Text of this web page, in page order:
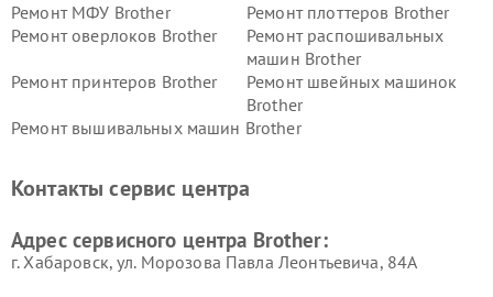
Ремонт МФУ Brother
Ремонт плоттеров Brother
Ремонт оверлоков Brother
Ремонт распошивальных
машин Brother
Ремонт принтеров Brother
Ремонт швейных машинок
Brother
Ремонт вышивальных машин Brother
Контакты сервис центра
Адрес сервисного центра Brother:
г. Хабаровск, ул. Морозова Павла Леонтьевича, 84А